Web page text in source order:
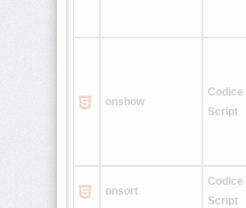
onshow
Codice
Script
onsort
Codice
Script